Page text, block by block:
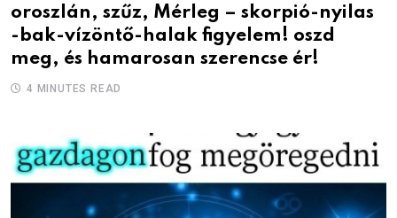
oroszlán, szűz, Mérleg – skorpió-nyilas
-bak-vízöntő-halak figyelem! oszd
meg, és hamarosan szerencse ér!
4 MINUTES READ